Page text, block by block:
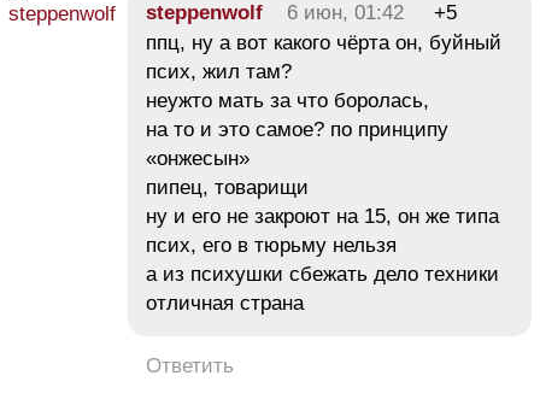
steppenwolf 6 июн, 01:42
+5
ппц, ну а вот какого чёрта он, буйный
псих, жил там?
неужто мать за что боролась,
на то и это самое? по принципу
«онжесын»
пипец, товарищи
ну и его не закроют на 15, он же типа
псих, его в тюрьму нельзя
а из психушки сбежать дело техники
отличная страна
Ответить